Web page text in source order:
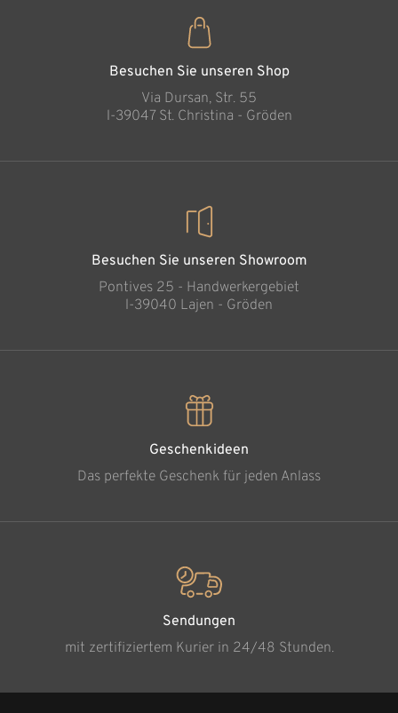
Besuchen Sie unseren Shop
Via Dursan, Str. 55
l-39047 St. Christina - Gröden
Besuchen Sie unseren Showroom
Pontives 25 - Handwerkergebiet
l-39040 Lajen - Gröden
Geschenkideen
Das perfekte Geschenk für jeden Anlass
Sendungen
mit zertifiziertem Kurier in 24/48 Stunden.